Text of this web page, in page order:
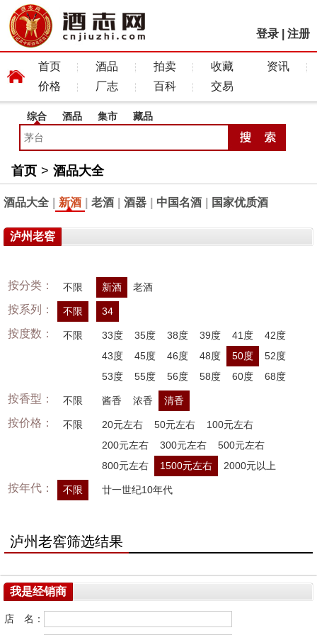
登录 注册
首页 酒品 拍卖 收藏
资讯
价格
厂志 百科 交易
综合 酒品 集市 藏品
首页 > 酒品大全
酒品大全 新酒 老酒 酒器 中国名酒 国家优质酒
泸州老窖
按分类： 不限 新酒 老酒
按系列： 不限 34
按度数： 不限 33度 35度 38度 39度 41度
42度
43度
45度 46度 48度 50度
52度
53度
55度 56度 58度 60度 68度
按香型： 不限 酱香 浓香 清香
按价格： 不限 20元左右 50元左右
100元左右
200元左右
300元左右
500元左右
800元左右
1500元左右 2000元以上
按年代： 不限 廿一世纪10年代
泸州老窖筛选结果
我是经销商
店 名：